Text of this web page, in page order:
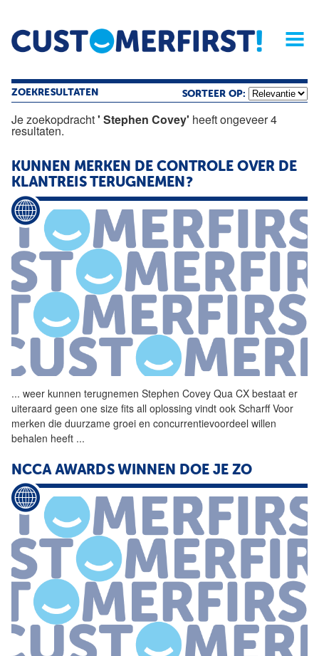
Home Opinie Archief
Magazine
ZOEKRESULTATEN SORTEER OP:
Je zoekopdracht' Stephen Covey' heeft ongeveer 4
resultaten.
KUNNEN MERKEN DE CONTROLE OVER DE
KLANTREIS TERUGNEMEN?
... weer kunnen terugnemen Stephen Covey Qua CX bestaat er
uiteraard geen one size fits all oplossing vindt ook Scharff Voor
merken die duurzame groei en concurrentievoordeel willen
behalen heeft ...
NCCA AWARDS WINNEN DOE JE ZO